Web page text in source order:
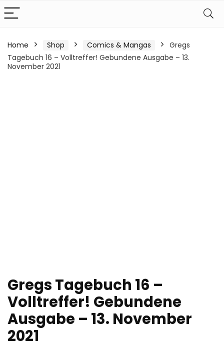
Home Shop Comics & Mangas
Gregs
Tagebuch 16 – Volltreffer! Gebundene Ausgabe – 13.
November 2021
Gregs Tagebuch 16 –
Volltreffer! Gebundene
Ausgabe – 13. November
2021